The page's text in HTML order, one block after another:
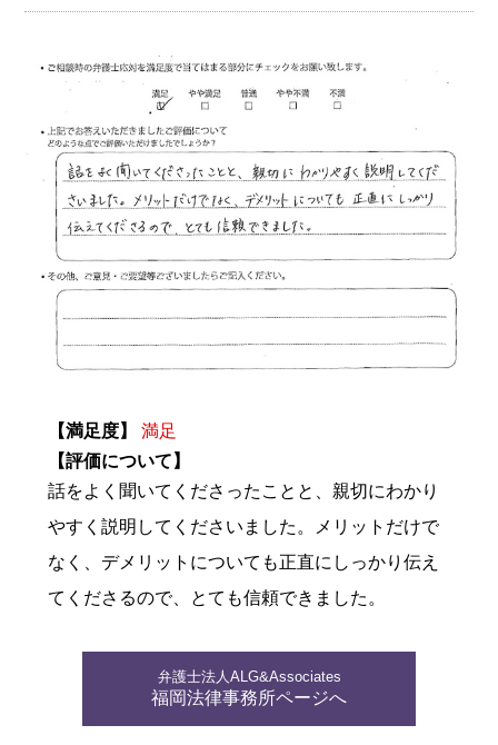
【満足度】
満足
【評価について】
話をよく聞いてくださったことと、親切にわかり
やすく説明してくださいました。メリットだけで
なく、デメリットについても正直にしっかり伝え
てくださるので、とても信頼できました。
弁護士法人ALG&Associates
福岡法律事務所ページへ